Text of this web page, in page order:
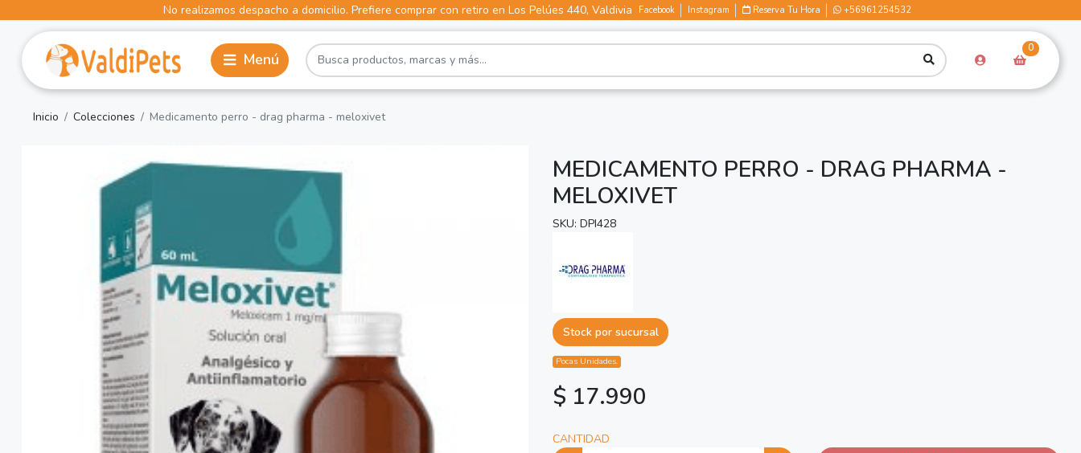
No realizamos despacho a domicilio. Prefiere comprar con retiro en Los Pelúes 440, Valdivia Facebook Instagram Reserva Tu Hora +56961254532
0
Inicio Colecciones Medicamento perro - drag pharma - meloxivet
MEDICAMENTO PERRO - DRAG PHARMA -
MELOXIVET
SKU: DPI428
Stock por sucursal
Pocas Unidades.
$ 17.990
CANTIDAD